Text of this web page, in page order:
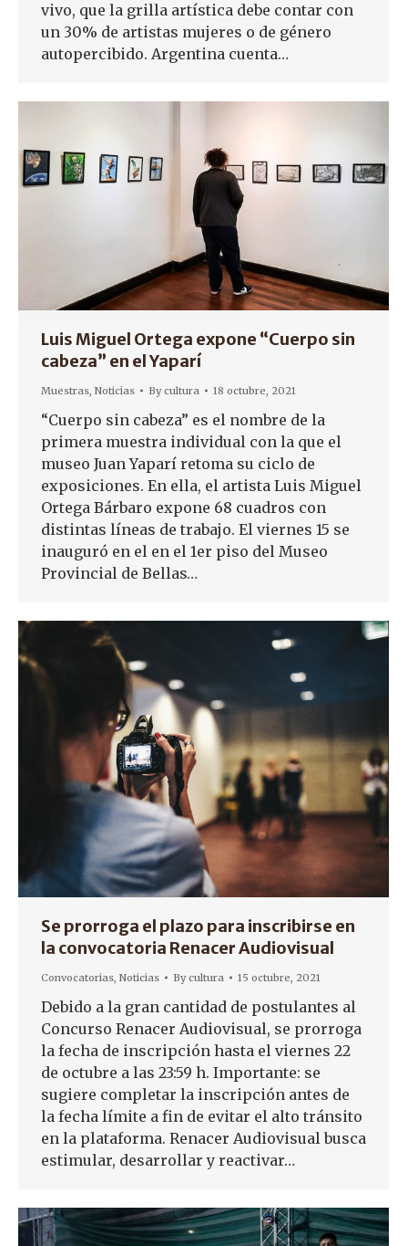
vivo, que la grilla artística debe contar con
un 30% de artistas mujeres o de género
autopercibido. Argentina cuenta…
Luis Miguel Ortega expone “Cuerpo sin
cabeza” en el Yaparí
Muestras, Noticias Bycultura 18 octubre, 2021
“Cuerpo sin cabeza” es el nombre de la
primera muestra individual con la que el
museo Juan Yaparí retoma su ciclo de
exposiciones. En ella, el artista Luis Miguel
Ortega Bárbaro expone 68 cuadros con
distintas líneas de trabajo. El viernes 15 se
inauguró en el en el 1er piso del Museo
Provincial de Bellas…
Se prorroga el plazo para inscribirse en
la convocatoria Renacer Audiovisual
Convocatorias, Noticias Bycultura 15 octubre, 2021
Debido a la gran cantidad de postulantes al
Concurso Renacer Audiovisual, se prorroga
la fecha de inscripción hasta el viernes 22
de octubre a las 23:59 h. Importante: se
sugiere completar la inscripción antes de
la fecha límite a fin de evitar el alto tránsito
en la plataforma. Renacer Audiovisual busca
estimular, desarrollar y reactivar…